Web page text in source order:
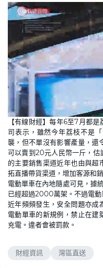
U
n
m
u
t
e
L
o
a
d
e
d
:
1
5
.
9
2
%
【有線財經】每年6至7月都
司表示，雖然今年荔枝不是
襲，但不單沒有影響產量，還
可以賣到20元人民幣一斤，估
的主要銷售渠道近年也由與超
拓直播帶貨渠道，增加客源和銷
電動單車在內地隨處可見，據
已經超過2000萬架。不過電
近年頻頻發生，安全問題亦成
電動單車的新規例，禁止在建
充電。違者會被罰款。
財經資訊 灣區直送